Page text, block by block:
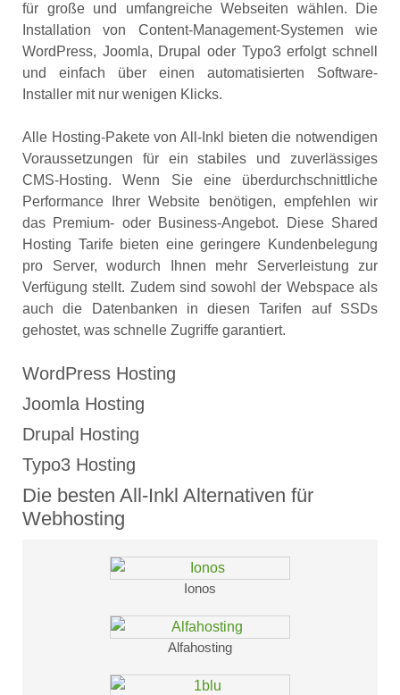
für große und umfangreiche Webseiten wählen. Die
Installation von Content-Management-Systemen wie
WordPress, Joomla, Drupal oder Typo3 erfolgt schnell
und einfach über einen automatisierten Software-
Installer mit nur wenigen Klicks.
Alle Hosting-Pakete von All-Inkl bieten die notwendigen
Voraussetzungen für ein stabiles und zuverlässiges
CMS-Hosting. Wenn Sie eine überdurchschnittliche
Performance Ihrer Website benötigen, empfehlen wir
das Premium- oder Business-Angebot. Diese Shared
Hosting Tarife bieten eine geringere Kundenbelegung
pro Server, wodurch Ihnen mehr Serverleistung zur
Verfügung stellt. Zudem sind sowohl der Webspace als
auch die Datenbanken in diesen Tarifen auf SSDs
gehostet, was schnelle Zugriffe garantiert.
WordPress Hosting
Joomla Hosting
Drupal Hosting
Typo3 Hosting
Die besten All-Inkl Alternativen für
Webhosting
Ionos
Alfahosting